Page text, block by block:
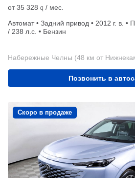
от35 328 q / мес.
Автомат • Задний привод • 2012 г. в. •
/ 238 л.с. • Бензин
Набережные Челны (48 км от
Позвонить в
Скоро в продаже